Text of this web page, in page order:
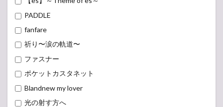
PADDLE
fanfare
祈り〜涙の軌道〜
ファスナー
ポケットカスタネット
Blandnew my lover
光の射す方へ